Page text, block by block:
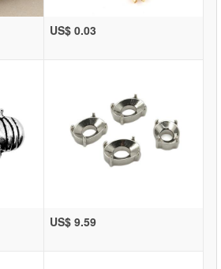
US$ 0.03
US$ 9.59